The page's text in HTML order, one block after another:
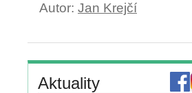
Autor: Jan Krejčí
Aktuality